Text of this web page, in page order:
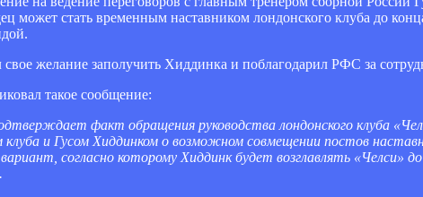
может стать временным наставником лондонского клуба до
желание заполучить Хиддинка и поблагодарил РФС за
такое сообщение:
факт обращения руководства лондонского клуба
и Гусом Хиддинком о возможном совмещении постов
согласно которому Хиддинк будет возглавлять «Челси»